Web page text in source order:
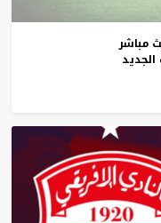
مباشر
الجديد